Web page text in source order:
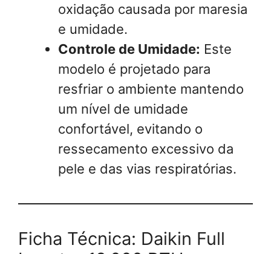
oxidação causada por maresia
e umidade.
Controle de Umidade: Este
modelo é projetado para
resfriar o ambiente mantendo
um nível de umidade
confortável, evitando o
ressecamento excessivo da
pele e das vias respiratórias.
Ficha Técnica: Daikin Full